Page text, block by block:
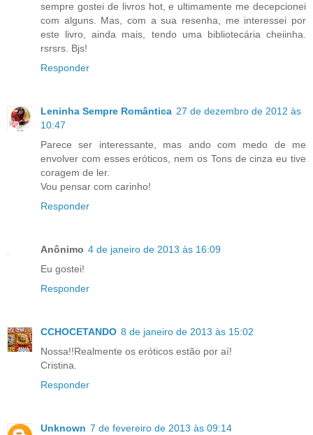
sempre gostei de livros hot, e ultimamente me decepcionei
com alguns. Mas, com a sua resenha, me interessei por
este livro, ainda mais, tendo uma bibliotecária cheiinha.
rsrsrs. Bjs!
Responder
Leninha Sempre Romântica 27 de dezembro de 2012 às
10:47
Parece ser interessante, mas ando com medo de me
envolver com esses eróticos, nem os Tons de cinza eu tive
coragem de ler.
Vou pensar com carinho!
Responder
Anônimo 4 de janeiro de 2013 às 16:09
Eu gostei!
Responder
CCHOCETANDO 8 de janeiro de 2013 às 15:02
Nossa!!Realmente os eróticos estão por aí!
Cristina.
Responder
Unknown 7 de fevereiro de 2013 às 09:14